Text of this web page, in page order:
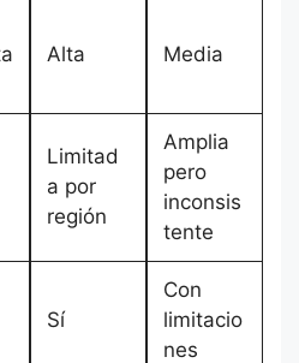
Alta Media
Limitad
a por
región
Amplia
pero
inconsis
tente
Sí
Con
limitacio
nes